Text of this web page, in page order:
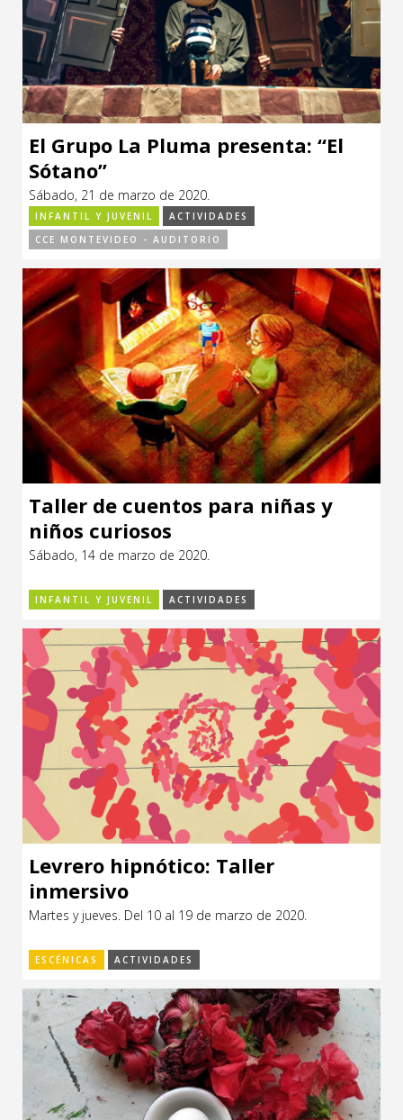
El Grupo La Pluma presenta: “El
Sótano”
Sábado, 21 de marzo de 2020.
INFANTIL Y JUVENIL
ACTIVIDADES
CCE MONTEVIDEO - AUDITORIO
Taller de cuentos para niñas y
niños curiosos
Sábado, 14 de marzo de 2020.
INFANTIL Y JUVENIL ACTIVIDADES
Levrero hipnótico: Taller
inmersivo
Martes y jueves. Del 10 al 19 de marzo de 2020.
ESCÉNICAS ACTIVIDADES